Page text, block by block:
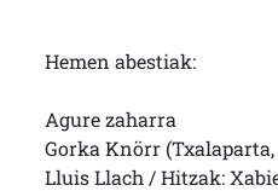
Hemen abestiak:
Agure zaharra
Gorka Knörr (Txalaparta,
Lluis Llach / Hitzak: